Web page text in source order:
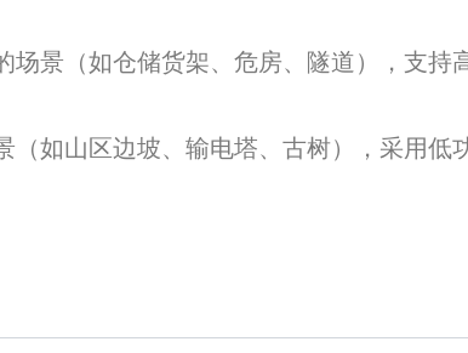
景（如仓储货架、危房、隧道），支持
如山区边坡、输电塔、古树），采用低